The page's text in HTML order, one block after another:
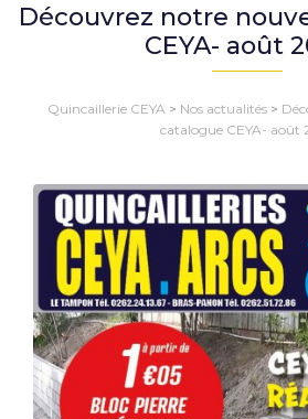
Découvrez notre
CEYA- août
Quincaillerie CEYA > Nos actualités >
catalogue CEYA- août